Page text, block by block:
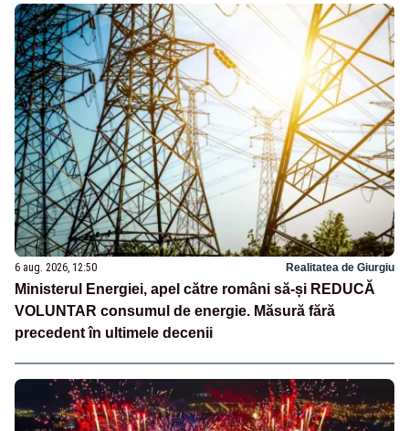
6 aug. 2026, 12:50 Realitatea de Giurgiu
Ministerul Energiei, apel către români să-și REDUCĂ
VOLUNTAR consumul de energie. Măsură fără
precedent în ultimele decenii